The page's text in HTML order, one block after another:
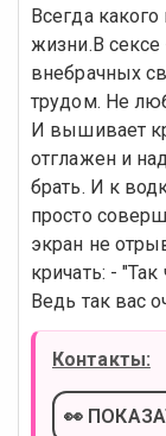
Всегда
жизни.В
внебрачных
трудом. Не
И вышивает
отглажен и
брать. И к
просто
экран не
кричать: -
Ведь так вас
Контакты:
👀